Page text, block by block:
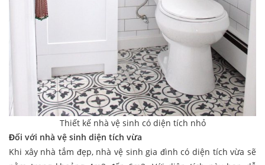
Thiết kế nhà vệ sinh có diện tích nhỏ
Đối với nhà vệ sinh diện tích vừa
Khi xây nhà tắm đẹp, nhà vệ sinh gia đình có diện tích vừa sẽ